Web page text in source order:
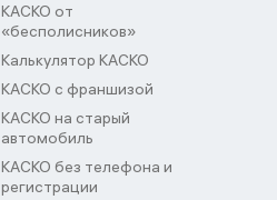
КАСКО от
«бесполисников»
Калькулятор КАСКО
КАСКО с франшизой
КАСКО на старый
автомобиль
КАСКО без телефона и
регистрации